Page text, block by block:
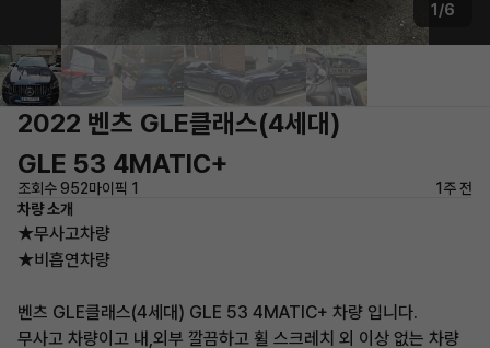
1/6
2022 벤츠 GLE클래스(4세대)
GLE 53 4MATIC+
조회수 952마이픽 1
1주 전
차량 소개
★무사고차량
★비흡연차량
벤츠 GLE클래스(4세대) GLE 53 4MATIC+ 차량 입니다.
무사고 차량이고 내,외부 깔끔하고 휠 스크레치 외 이상 없는 차량